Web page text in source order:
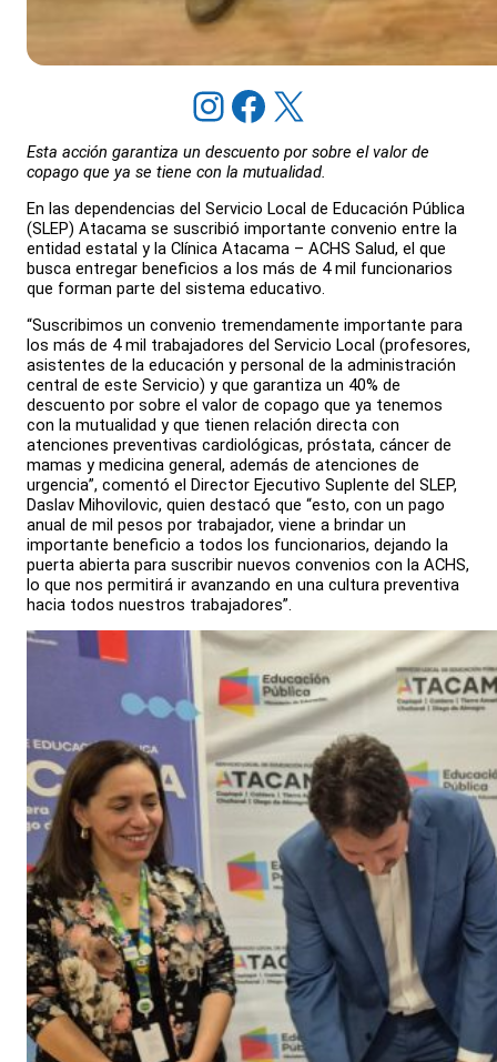
Instagram Facebook X
Esta acción garantiza un descuento por sobre el valor de
copago que ya se tiene con la mutualidad.
En las dependencias del Servicio Local de Educación Pública
(SLEP) Atacama se suscribió importante convenio entre la
entidad estatal y la Clínica Atacama – ACHS Salud, el que
busca entregar beneficios a los más de 4 mil funcionarios
que forman parte del sistema educativo.
“Suscribimos un convenio tremendamente importante para
los más de 4 mil trabajadores del Servicio Local (profesores,
asistentes de la educación y personal de la administración
central de este Servicio) y que garantiza un 40% de
descuento por sobre el valor de copago que ya tenemos
con la mutualidad y que tienen relación directa con
atenciones preventivas cardiológicas, próstata, cáncer de
mamas y medicina general, además de atenciones de
urgencia”, comentó el Director Ejecutivo Suplente del SLEP,
Daslav Mihovilovic, quien destacó que “esto, con un pago
anual de mil pesos por trabajador, viene a brindar un
importante beneficio a todos los funcionarios, dejando la
puerta abierta para suscribir nuevos convenios con la ACHS,
lo que nos permitirá ir avanzando en una cultura preventiva
hacia todos nuestros trabajadores”.